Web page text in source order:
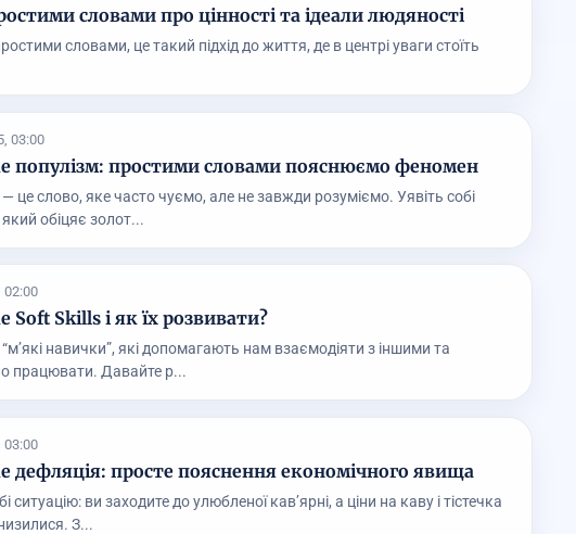
словами про цінності та ідеали людяності
словами, це такий підхід до життя, де в центрі уваги стоїть
03:00
популізм: простими словами пояснюємо феномен
це слово, яке часто чуємо, але не завжди розуміємо. Уявіть собі
який обіцяє золот...
02:00
Soft Skills і як їх розвивати?
“м’які навички”, які допомагають нам взаємодіяти з іншими та
працювати. Давайте р...
03:00
дефляція: просте пояснення економічного явища
ситуацію: ви заходите до улюбленої кав’ярні, а ціни на каву і тістечка
З...